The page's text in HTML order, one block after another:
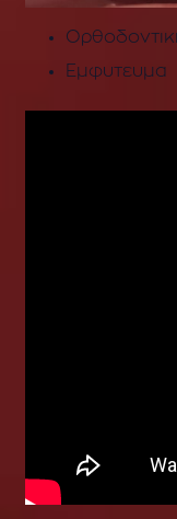
Εμφυτευμα